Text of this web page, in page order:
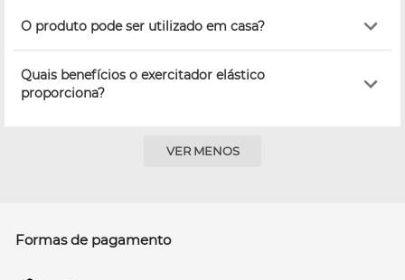
O produto pode ser utilizado em casa?
Quais benefícios o exercitador elástico
proporciona?
VER MENOS
Formas de pagamento